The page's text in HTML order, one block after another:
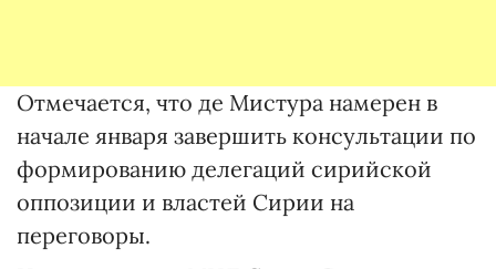
Отмечается, что де Мистура намерен в
начале января завершить консультации по
формированию делегаций сирийской
оппозиции и властей Сирии на
переговоры.